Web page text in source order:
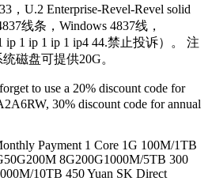
，U.2 Enterprise-Revel-Revel solid
线条，Windows 4837线，
ip 1 ip 1 ip 1 ip4 44.禁止投诉）。 注
磁盘可提供20G。
to use a 20% discount code for
30% discount code for annual
Payment 1 Core 1G 100M/1TB
8G200G1000M/5TB 300
10TB 450 Yuan SK Direct